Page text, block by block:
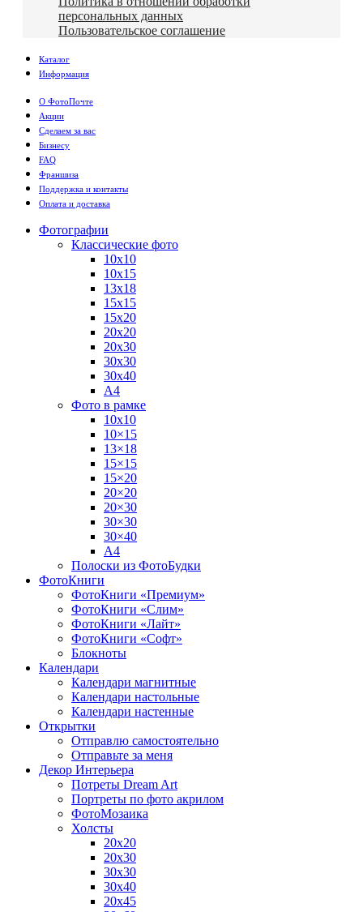
персональных данных
Пользовательское соглашение
Каталог
Информация
О ФотоПочте
Акции
Сделаем за вас
Бизнесу
FAQ
Франшиза
Поддержка и контакты
Оплата и доставка
Фотографии
Классические фото
10х10
10х15
13х18
15х15
15х20
20х20
20х30
30х30
30х40
А4
Фото в рамке
10х10
10×15
13×18
15×15
15×20
20×20
20×30
30×30
30×40
A4
Полоски из ФотоБудки
ФотоКниги
ФотоКниги «Премиум»
ФотоКниги «Слим»
ФотоКниги «Лайт»
ФотоКниги «Софт»
Блокноты
Календари
Календари магнитные
Календари настольные
Календари настенные
Открытки
Отправлю самостоятельно
Отправьте за меня
Декор Интерьера
Потреты Dream Art
Портреты по фото акрилом
ФотоМозаика
Холсты
20х20
20х30
30х30
30х40
20х45